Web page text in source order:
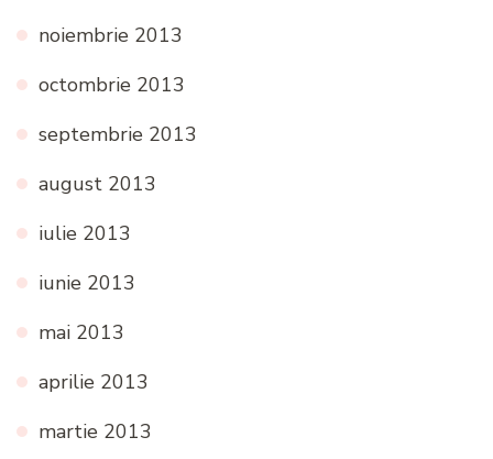
noiembrie 2013
octombrie 2013
septembrie 2013
august 2013
iulie 2013
iunie 2013
mai 2013
aprilie 2013
martie 2013